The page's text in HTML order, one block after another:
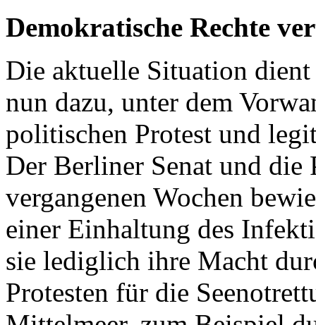
Demokratische Rechte
Die aktuelle Situation
nun dazu, unter dem
politischen Protest und
Der Berliner Senat und die
vergangenen Wochen
einer Einhaltung des
sie lediglich ihre Macht
Protesten für die